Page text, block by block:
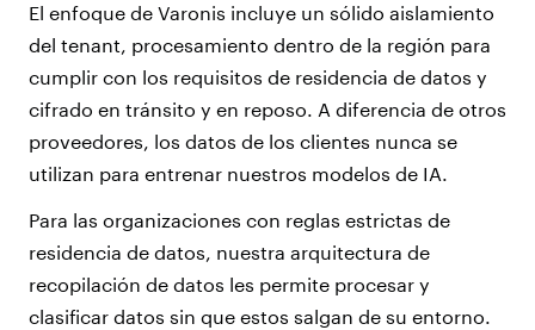
El enfoque de Varonis incluye un sólido aislamiento
del tenant, procesamiento dentro de la región para
cumplir con los requisitos de residencia de datos y
cifrado en tránsito y en reposo. A diferencia de otros
proveedores, los datos de los clientes nunca se
utilizan para entrenar nuestros modelos de IA.
Para las organizaciones con reglas estrictas de
residencia de datos, nuestra arquitectura de
recopilación de datos les permite procesar y
clasificar datos sin que estos salgan de su entorno.